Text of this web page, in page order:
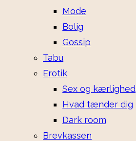
Mode
Bolig
Gossip
Tabu
Erotik
Sex og kærlighed
Hvad tænder dig
Dark room
Brevkassen